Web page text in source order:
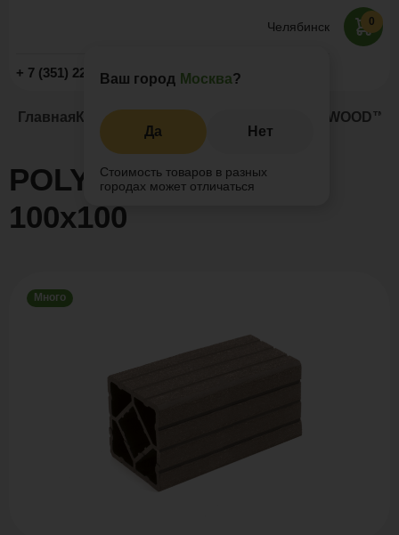
Челябинск
Ваш город Москва?
Да Нет
Стоимость товаров в разных
городах может отличаться
+ 7 (351) 225-89-09 Заказать звонок
0
Главная Каталог Заборы и ограждения POLYWOOD™
POLYWOOD™ столб
100х100
Много